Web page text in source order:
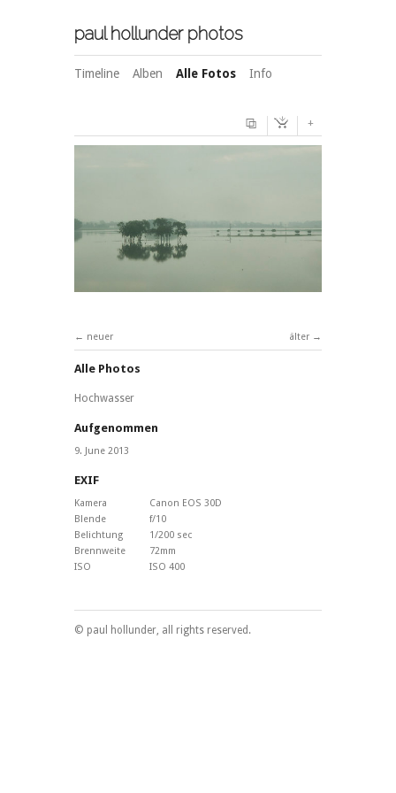
paul hollunder photos
Timeline Alben Alle Fotos Info
+
älter
neuer
Alle Photos
Hochwasser
Aufgenommen
9. June 2013
EXIF
Kamera
Canon EOS 30D
Blende
f/10
Belichtung
1/200 sec
Brennweite
72mm
ISO
ISO 400
© paul hollunder, all rights reserved.